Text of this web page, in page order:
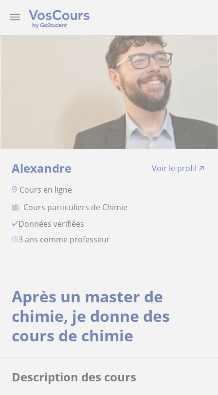
Alexandre
Voir le profil
Cours en ligne
Cours particuliers de Chimie
Données verifiées
3 ans comme professeur
Après un master de
chimie, je donne des
cours de chimie
Description des cours